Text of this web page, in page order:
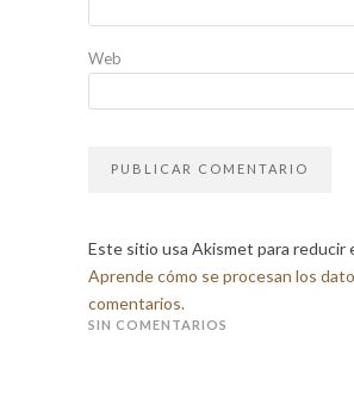
Web
Este sitio usa Akismet para reducir
Aprende cómo se procesan los
comentarios.
SIN COMENTARIOS